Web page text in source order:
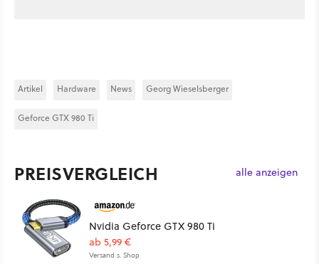
Artikel Hardware News Georg Wieselsberger
Geforce GTX 980 Ti
PREISVERGLEICH alle anzeigen
Nvidia Geforce GTX 980 Ti
ab 5,99 €
Versand s. Shop